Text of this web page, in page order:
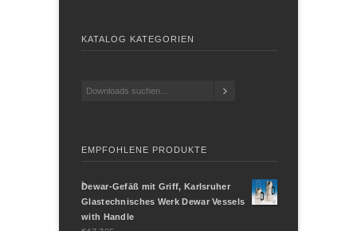
KATALOG KATEGORIEN
EMPFOHLENE PRODUKTE
Dewar-Gefäß mit Griff, Karlsruher
Glastechnisches Werk Dewar Vessels
with Handle